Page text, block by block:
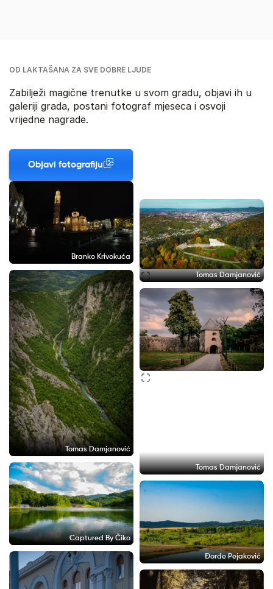
OD LAKTAŠANA ZA SVE DOBRE LJUDE
Zabilježi magične trenutke u svom gradu, objavi ih u
galeriji grada, postani fotograf mjeseca i osvoji
vrijedne nagrade.
Objavi fotografiju
Branko Krivokuća
Tomas Damjanović
Tomas Damjanović
Tomas Damjanović
Captured By Čiko
Đorđe Pejaković